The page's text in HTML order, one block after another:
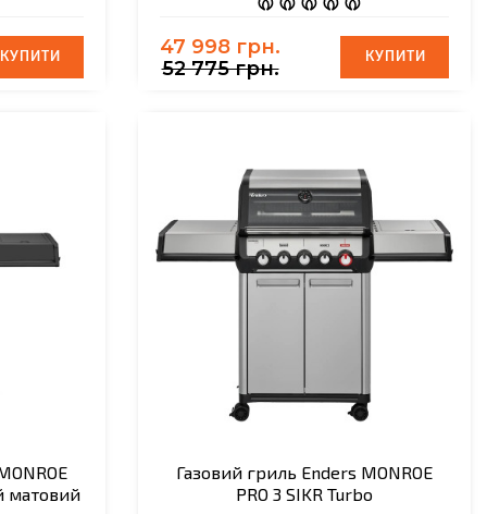
КУПИТИ
КУПИТИ
47 998 грн.
52 775 грн.
КУПИТИ
КУПИТИ
матовий
Газовий гриль Enders MONROE
PRO 3 SIKR Turbo